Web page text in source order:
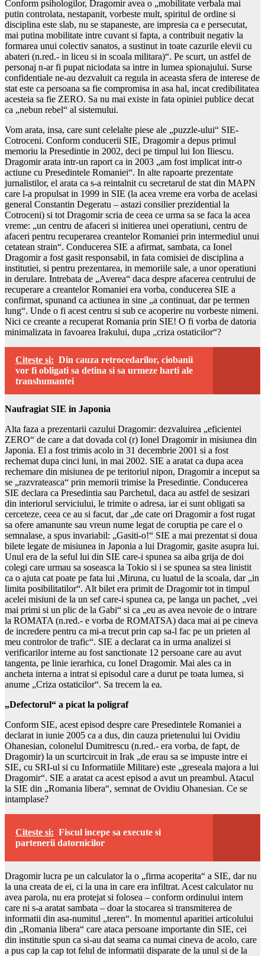
Conform psihologilor, Dragomir avea o „mobilitate verbala mai
putin controlata, nestapanit, vorbeste mult, spiritul de ordine si
disciplina este slab, nu se stapaneste, are impresia ca e persecutat,
mai putina mobilitate intre cuvant si fapta, a contribuit negativ la
formarea unui colectiv sanatos, a sustinut in toate cazurile elevii cu
abateri (n.red.- in liceu si in scoala militara)“. Pe scurt, un astfel de
personaj n-ar fi pupat niciodata sa intre in lumea spionajului. Surse
confidentiale ne-au dezvaluit ca regula in aceasta sfera de interese de
stat este ca persoana sa fie compromisa in asa hal, incat credibilitatea
acesteia sa fie ZERO. Sa nu mai existe in fata opiniei publice decat
ca „nebun rebel“ al sistemului.
Vom arata, insa, care sunt celelalte piese ale „puzzle-ului“ SIE-
Cotroceni. Conform conducerii SIE, Dragomir a depus primul
memoriu la Presedintie in 2002, deci pe timpul lui Ion Iliescu.
Dragomir arata intr-un raport ca in 2003 „am fost implicat intr-o
actiune cu Presedintele Romaniei“. In alte rapoarte prezentate
jurnalistilor, el arata ca s-a reintalnit cu secretarul de stat din MAPN
care l-a propulsat in 1999 in SIE (la acea vreme era vorba de acelasi
general Constantin Degeratu – astazi consilier prezidential la
Cotroceni) si tot Dragomir scria de ceea ce urma sa se faca la acea
vreme: „un centru de afaceri si initierea unei operatiuni, centru de
afaceri pentru recuperarea creantelor Romaniei prin intermediul unui
cetatean strain“. Conducerea SIE a afirmat, sambata, ca Ionel
Dragomir a fost gasit responsabil, in fata comisiei de disciplina a
institutiei, si pentru prezentarea, in memoriile sale, a unor operatiuni
in derulare. Intrebata de „Averea“ daca despre afacerea centrului de
recuperare a creantelor Romaniei era vorba, conducerea SIE a
confirmat, spunand ca actiunea in sine „a continuat, dar pe termen
lung“. Unde o fi acest centru si sub ce acoperire nu vorbeste nimeni.
Nici ce creante a recuperat Romania prin SIE! O fi vorba de datoria
minimalizata in favoarea Irakului, dupa „criza ostaticilor“?
Citeste si: Din cauza retrocedarilor, ciobanii
vor fi obligati sa detina si sa urmeze harti ale
transhumantei
Naufragiat SIE in Japonia
Alta faza a prezentarii cazului Dragomir: dezvaluirea „eficientei
ZERO“ de care a dat dovada col (r) Ionel Dragomir in misiunea din
Japonia. El a fost trimis acolo in 31 decembrie 2001 si a fost
rechemat dupa cinci luni, in mai 2002. SIE a aratat ca dupa acea
rechemare din misiunea de pe teritoriul nipon, Dragomir a inceput sa
se „razvrateasca“ prin memorii trimise la Presedintie. Conducerea
SIE declara ca Presedintia sau Parchetul, daca au astfel de sesizari
din interiorul serviciului, le trimite o adresa, iar ei sunt obligati sa
cerceteze, ceea ce au si facut, dar „de cate ori Dragomir a fost rugat
sa ofere amanunte sau vreun nume legat de coruptia pe care el o
semnalase, a spus invariabil: „Gasiti-o!“ SIE a mai prezentat si doua
bilete legate de misiunea in Japonia a lui Dragomir, gasite asupra lui.
Unul era de la seful lui din SIE care-i spunea sa aiba grija de doi
colegi care urmau sa soseasca la Tokio si i se spunea sa stea linistit
ca o ajuta cat poate pe fata lui ,Miruna, cu luatul de la scoala, dar „in
limita posibilitatilor“. Alt bilet era primit de Dragomir tot in timpul
acelei misiuni de la un sef care-i spunea ca, pe langa un pachet, „vei
mai primi si un plic de la Gabi“ si ca „eu as avea nevoie de o intrare
la ROMATA (n.red.- e vorba de ROMATSA) daca mai ai pe cineva
de incredere pentru ca mi-a trecut prin cap sa-l fac pe un prieten al
meu controlor de trafic“. SIE a declarat ca in urma analizei si
verificarilor interne au fost sanctionate 12 persoane care au avut
tangenta, pe linie ierarhica, cu Ionel Dragomir. Mai ales ca in
ancheta interna a intrat si episodul care a durut pe toata lumea, si
anume „Criza ostaticilor“. Sa trecem la ea.
„Defectorul“ a picat la poligraf
Conform SIE, acest episod despre care Presedintele Romaniei a
declarat in iunie 2005 ca a dus, din cauza prietenului lui Ovidiu
Ohanesian, colonelul Dumitrescu (n.red.- era vorba, de fapt, de
Dragomir) la un scurtcircuit in Irak „de erau sa se impuste intre ei
SIE, cu SRI-ul si cu Informatiile Militare) este „greseala majora a lui
Dragomir“. SIE a aratat ca acest episod a avut un preambul. Atacul
la SIE din „Romania libera“, semnat de Ovidiu Ohanesian. Ce se
intamplase?
Citeste si: Fiscul incepe sa execute si
partenerii datornicilor
Dragomir lucra pe un calculator la o „firma acoperita“ a SIE, dar nu
la una creata de ei, ci la una in care era infiltrat. Acest calculator nu
avea parola, nu era protejat si folosea – conform ordinului intern
care ni s-a aratat sambata – doar la stocarea si transmiterea de
informatii din asa-numitul „teren“. In momentul aparitiei articolului
din „Romania libera“ care ataca persoane importante din SIE, cei
din institutie spun ca si-au dat seama ca numai cineva de acolo, care
a pus cap la cap tot felul de informatii disparate de la unul si de la